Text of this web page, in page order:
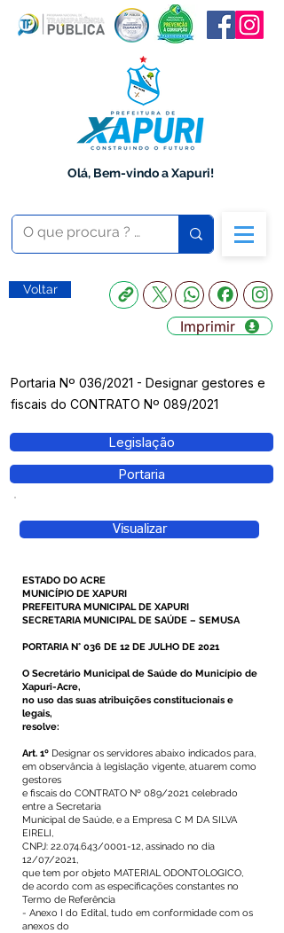
Olá, Bem-vindo a Xapuri!
Voltar
Imprimir
Portaria Nº 036/2021 - Designar gestores e
fiscais do CONTRATO Nº 089/2021
Legislação
Portaria
Visualizar
ESTADO DO ACRE
MUNICÍPIO DE XAPURI
PREFEITURA MUNICIPAL DE XAPURI
SECRETARIA MUNICIPAL DE SAÚDE – SEMUSA
PORTARIA N° 036 DE 12 DE JULHO DE 2021
O Secretário Municipal de Saúde do Município de
Xapuri-Acre,
no uso das suas atribuições constitucionais e
legais,
resolve:
Art. 1º Designar os servidores abaixo indicados para,
em observância à legislação vigente, atuarem como
gestores
e fiscais do CONTRATO Nº 089/2021 celebrado
entre a Secretaria
Municipal de Saúde, e a Empresa C M DA SILVA
EIRELI,
CNPJ: 22.074.643/0001-12, assinado no dia
12/07/2021,
que tem por objeto MATERIAL ODONTOLOGICO,
de acordo com as especificações constantes no
Termo de Referência
- Anexo I do Edital, tudo em conformidade com os
anexos do